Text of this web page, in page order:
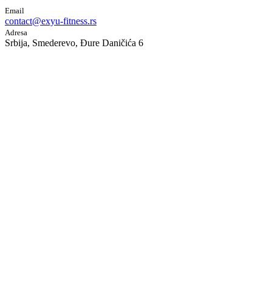
Email
contact@exyu-fitness.rs
Adresa
Srbija, Smederevo, Đure Daničića 6